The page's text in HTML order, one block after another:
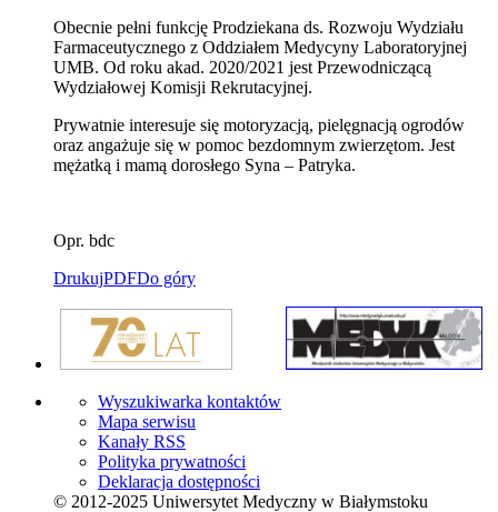
Obecnie pełni funkcję Prodziekana ds. Rozwoju Wydziału
Farmaceutycznego z Oddziałem Medycyny Laboratoryjnej
UMB. Od roku akad. 2020/2021 jest Przewodniczącą
Wydziałowej Komisji Rekrutacyjnej.
Prywatnie interesuje się motoryzacją, pielęgnacją ogrodów
oraz angażuje się w pomoc bezdomnym zwierzętom. Jest
mężatką i mamą dorosłego Syna – Patryka.
Opr. bdc
DrukujPDFDo góry
Wyszukiwarka kontaktów
Mapa serwisu
Kanały RSS
Polityka prywatności
Deklaracja dostępności
© 2012-2025 Uniwersytet Medyczny w Białymstoku